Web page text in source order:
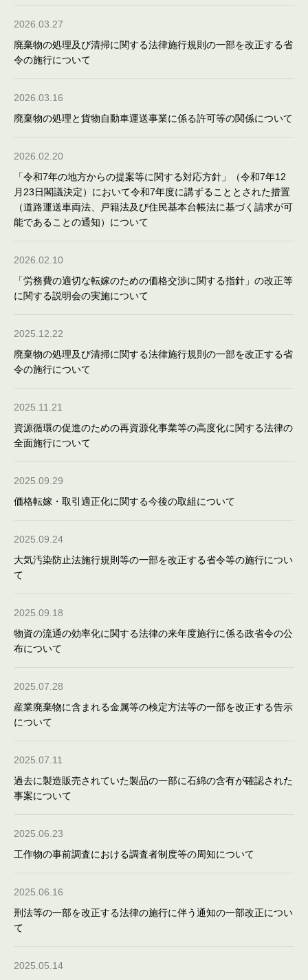
2026.03.27
廃棄物の処理及び清掃に関する法律施行規則の一部を改正する省
令の施行について
2026.03.16
廃棄物の処理と貨物自動車運送事業に係る許可等の関係について
2026.02.20
「令和7年の地方からの提案等に関する対応方針」（令和7年12
月23日閣議決定）において令和7年度に講ずることとされた措置
（道路運送車両法、戸籍法及び住民基本台帳法に基づく請求が可
能であることの通知）について
2026.02.10
「労務費の適切な転嫁のための価格交渉に関する指針」の改正等
に関する説明会の実施について
2025.12.22
廃棄物の処理及び清掃に関する法律施行規則の一部を改正する省
令の施行について
2025.11.21
資源循環の促進のための再資源化事業等の高度化に関する法律の
全面施行について
2025.09.29
価格転嫁・取引適正化に関する今後の取組について
2025.09.24
大気汚染防止法施行規則等の一部を改正する省令等の施行につい
て
2025.09.18
物資の流通の効率化に関する法律の来年度施行に係る政省令の公
布について
2025.07.28
産業廃棄物に含まれる金属等の検定方法等の一部を改正する告示
について
2025.07.11
過去に製造販売されていた製品の一部に石綿の含有が確認された
事案について
2025.06.23
工作物の事前調査における調査者制度等の周知について
2025.06.16
刑法等の一部を改正する法律の施行に伴う通知の一部改正につい
て
2025.05.14